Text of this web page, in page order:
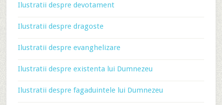
Ilustratii despre devotament
Ilustratii despre dragoste
Ilustratii despre evanghelizare
Ilustratii despre existenta lui Dumnezeu
Ilustratii despre fagaduintele lui Dumnezeu